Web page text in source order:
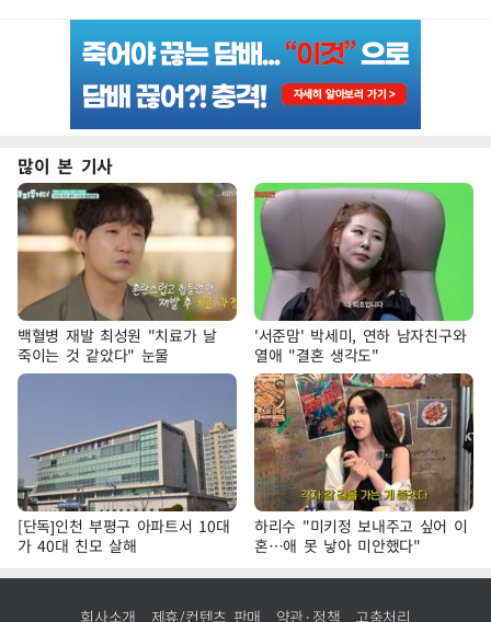
많이 본 기사
백혈병 재발 최성원 "치료가 날
죽이는 것 같았다" 눈물
'서준맘' 박세미, 연하 남자친구와
열애 "결혼 생각도"
[단독]인천 부평구 아파트서 10대
가 40대 친모 살해
하리수 "미키정 보내주고 싶어 이
혼…애 못 낳아 미안했다"
회사소개 제휴/컨텐츠 판매 약관·정책 고충처리